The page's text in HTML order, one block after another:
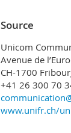
Source
Unicom
Avenue de
CH-1700
+41 26 300 70
www.unifr.ch/